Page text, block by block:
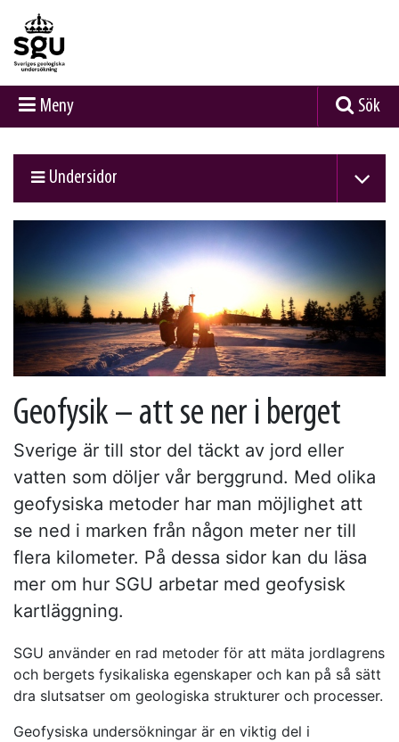
Meny Sök
Undersidor
Geofysik – att se ner i berget
Sverige är till stor del täckt av jord eller
vatten som döljer vår berggrund. Med olika
geofysiska metoder har man möjlighet att
se ned i marken från någon meter ner till
flera kilometer. På dessa sidor kan du läsa
mer om hur SGU arbetar med geofysisk
kartläggning.
SGU använder en rad metoder för att mäta jordlagrens
och bergets fysikaliska egenskaper och kan på så sätt
dra slutsatser om geologiska strukturer och processer.
Geofysiska undersökningar är en viktig del i